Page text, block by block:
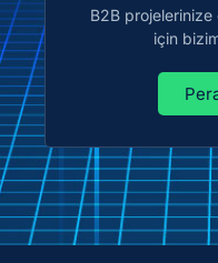
B2B projelerinize
için